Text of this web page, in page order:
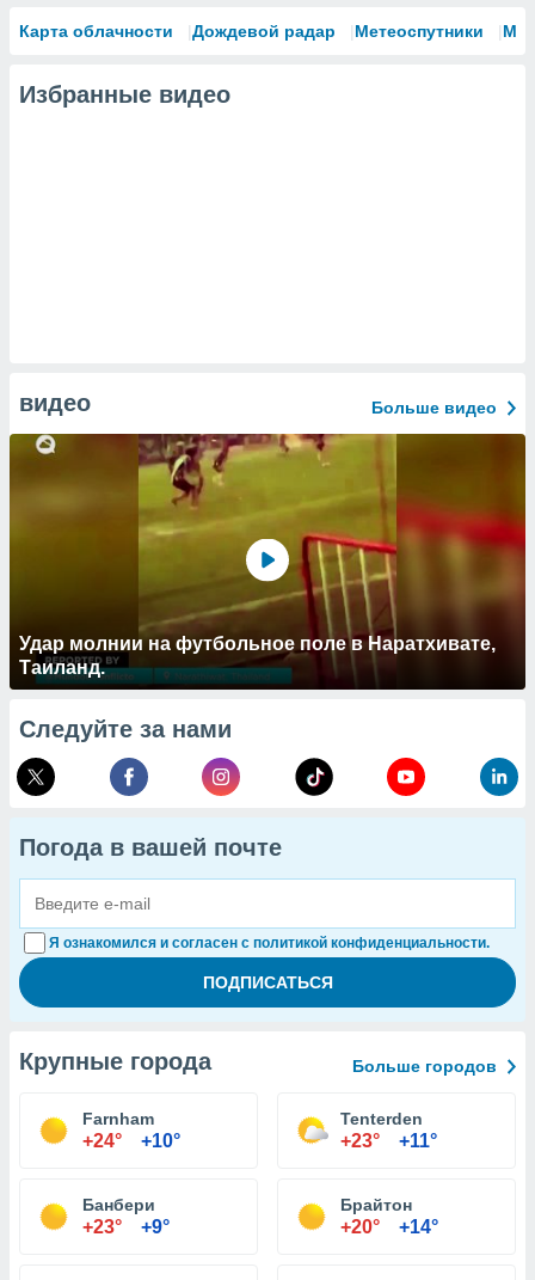
Карта облачности Дождевой радар Метеоспутники
Избранные видео
видео Больше видео
Удар молнии на футбольное поле в Наратхивате,
Таиланд.
Следуйте за нами
Погода в вашей почте
Я ознакомился и согласен с политикой конфиденциальности.
Крупные города Больше городов
Farnham
+24° +10°
Tenterden
+23° +11°
Банбери
+23° +9°
Брайтон
+20° +14°